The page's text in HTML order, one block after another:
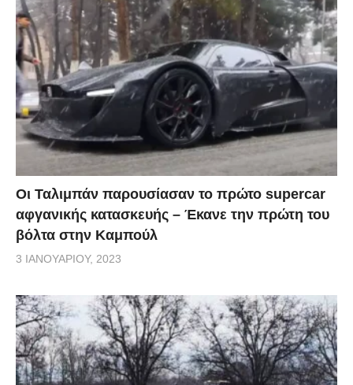
υποχρεώσεις του… Τα υπόλοιπα πρέπει να γίνουν
κατανοητά. Στα σύνορα Ελλάδας Αλβανίας επικρατεί
ένα ειδικό καθεστώς που επέβαλε η ελληνική
κυβέρνηση με βάση τις εισηγήσεις των ελληνικών
αρχών. Υπάρχει μια απόλυτα ελεγχόμενη η ροή
ανθρώπων, πολύ μικρότερη από την συνηθισμένη.
Δεν πιστεύω ότι υπάρχει κάποια συνέπεια εξαιτίας
(Γ.Μ.): Να προχωρήσουμε στην συμφωνία μεταξύ
παρόμοια συμφωνία (με αυτή της Ιταλίας) μεταξύ
Αλβανίας και Ελλάδας για την ΑΟΖ. Ωστόσο, αυτή
δεν επικυρώθηκε εξαιτίας του Αλβανικού
Συνταγματικού Δικαστηρίου. Ποια καθεστώς
Οι Ταλιμπάν παρουσίασαν το πρώτο supercar
αφγανικής κατασκευής – Έκανε την πρώτη του
βόλτα στην Καμπούλ
3 ΙΑΝΟΥΑΡΊΟΥ, 2023